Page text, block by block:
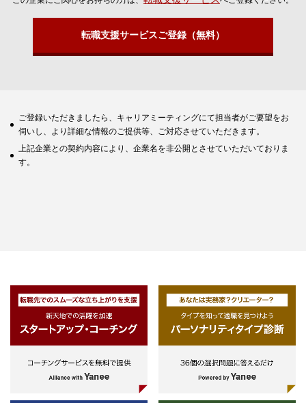
転職支援サービスご登録（無料）
ご登録いただきましたら、キャリアミーティングにて担当者がご要望をお
伺いし、より詳細な情報のご提供等、ご対応させていただきます。
上記企業との契約内容により、企業名を非公開とさせていただいておりま
す。